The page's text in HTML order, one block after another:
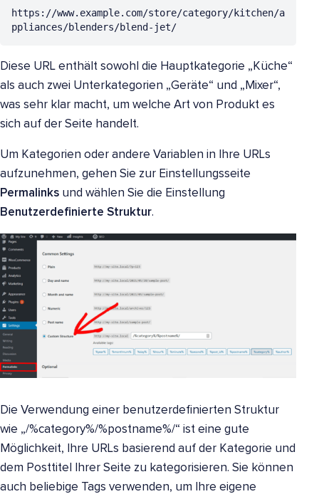
https://www.example.com/store/category/kitchen/a
ppliances/blenders/blend-jet/
Diese URL enthält sowohl die Hauptkategorie „Küche“
als auch zwei Unterkategorien „Geräte“ und „Mixer“,
was sehr klar macht, um welche Art von Produkt es
sich auf der Seite handelt.
Um Kategorien oder andere Variablen in Ihre URLs
aufzunehmen, gehen Sie zur Einstellungsseite
Permalinks und wählen Sie die Einstellung
Benutzerdefinierte Struktur.
Die Verwendung einer benutzerdefinierten Struktur
wie „/%category%/%postname%/“ ist eine gute
Möglichkeit, Ihre URLs basierend auf der Kategorie und
dem Posttitel Ihrer Seite zu kategorisieren. Sie können
auch beliebige Tags verwenden, um Ihre eigene